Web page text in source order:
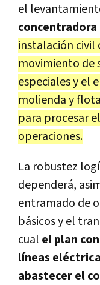
el
concentradora
instalación civil
movimiento de
especiales y el
molienda y
para procesar
operaciones.
La robustez
dependerá,
entramado de
básicos y el
cual el plan
líneas
abastecer el